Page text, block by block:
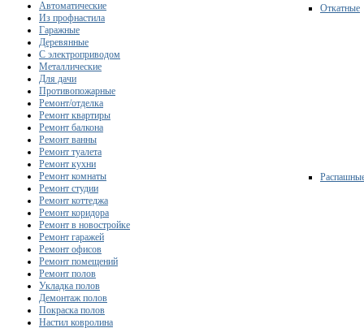
Откатные
Автоматические
Из профнастила
Гаражные
Деревянные
С электроприводом
Металлические
Для дачи
Противопожарные
Ремонт/отделка
Ремонт квартиры
Ремонт балкона
Ремонт ванны
Ремонт туалета
Ремонт кухни
Ремонт комнаты
Ремонт студии
Ремонт коттеджа
Ремонт коридора
Ремонт в новостройке
Ремонт гаражей
Ремонт офисов
Ремонт помещений
Ремонт полов
Укладка полов
Демонтаж полов
Покраска полов
Настил ковролина